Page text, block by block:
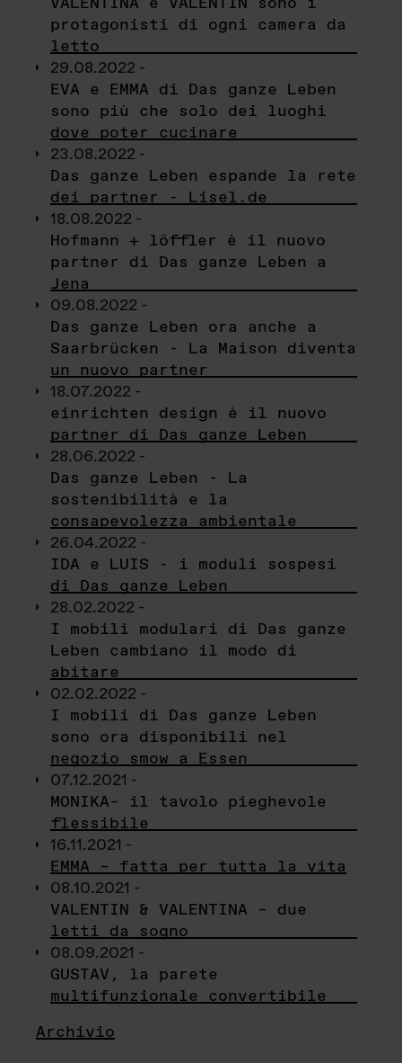
protagonisti di ogni camera da
letto
29.08.2022 -
EVA e EMMA di Das ganze Leben
sono più che solo dei luoghi
dove poter cucinare
23.08.2022 -
Das ganze Leben espande la rete
dei partner - Lisel.de
18.08.2022 -
Hofmann + löffler è il nuovo
partner di Das ganze Leben a
Jena
09.08.2022 -
Das ganze Leben ora anche a
Saarbrücken - La Maison diventa
un nuovo partner
18.07.2022 -
einrichten design è il nuovo
partner di Das ganze Leben
28.06.2022 -
Das ganze Leben - La
sostenibilità e la
consapevolezza ambientale
26.04.2022 -
IDA e LUIS - i moduli sospesi
di Das ganze Leben
28.02.2022 -
I mobili modulari di Das ganze
Leben cambiano il modo di
abitare
02.02.2022 -
I mobili di Das ganze Leben
sono ora disponibili nel
negozio smow a Essen
07.12.2021 -
MONIKA– il tavolo pieghevole
flessibile
16.11.2021 -
EMMA – fatta per tutta la vita
08.10.2021 -
VALENTIN & VALENTINA – due
letti da sogno
08.09.2021 -
GUSTAV, la parete
multifunzionale convertibile
Archivio